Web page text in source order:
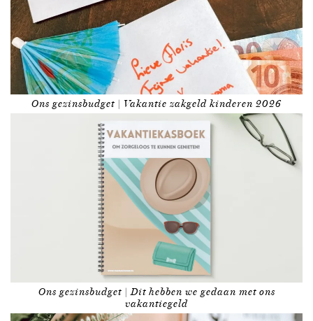
Ons gezinsbudget | Vakantie zakgeld kinderen 2026
Ons gezinsbudget | Dit hebben we gedaan met ons
vakantiegeld